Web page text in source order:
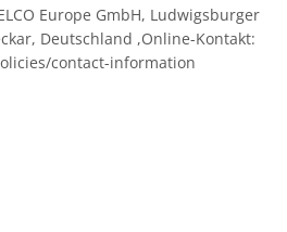
Europe GmbH, Ludwigsburger
Deutschland ,Online-Kontakt:
contact-information